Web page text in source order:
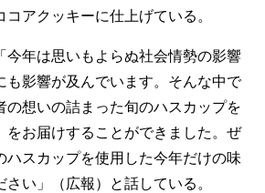
コアクッキーに仕上げている。
年は思いもよらぬ社会情勢の影響
も影響が及んでいます。そんな中で
の想いの詰まった旬のハスカップを
をお届けすることができました。ぜ
ハスカップを使用した今年だけの味
い」（広報）と話している。